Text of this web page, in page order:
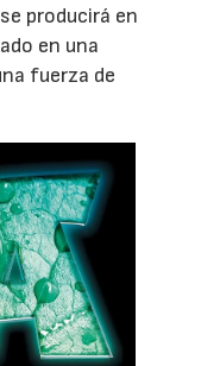
producirá en
en una
fuerza de